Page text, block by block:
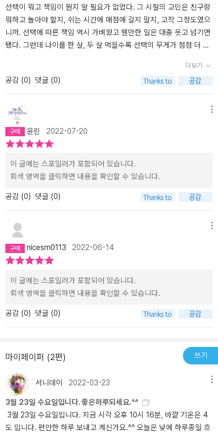
재능을 토대로 세상이 던지는 질문에 각자의 답안을 작성하면 되는
것일 뿐이다. 내가 그랬듯이 다른 독자들이 이 소설을 읽으며 현실의
삶을 견디는데 도움을 받았으면 한다. 삶이 던지는 질문에 답을 해야
할 때 무조건적인 부정이나 외면, 현실을 도외시하는 만능 답안 제시
칠고 날이 서있다 하더라도, 다소 고통스럽고 마주하기 힘든 진실을
대면하게 해주는 것이 도움이 될 수 있다. 그러한 과정을 거치며 우리
는 삶을 무조건적으로 거부하거나 부정하지 않고 흐릿하게 잡힐 듯
떠오르는 희망에 대해, 삶의 온기에 대해 느낄 수 있는 것 아닐까? 고
단한 삶 속에서 예기치 못한 순간에 만나게 된 카스텔라의 폭신한 감
촉과 찬바람 속에서 온기 어린 위로를 건네는 대보름 빵처럼 말이다.
어쩌면 우리가 그토록 잡고자 했던 불분명한 현실의 경계를 넘어 표
고 미래를 가능하게 하는 진실 말이다.
커리.
작품은 환상적 리얼리즘 성격을 띠는 작품이 많은데, 작품 속의 판타
지적 요소는 현실을 더욱 적나라하게 전달하는 역할을 한다.구병모
작가 작품의 모든 주인공은 개인과 약자에게 터무니없이 잔인한 현실
을 살고 있고 그건 허구적 존재가 끼어든다고 해서 해결되지 않는다.
끝까지 주인공의 몫으로 남고, 결말 또한 두 갈래로 갈라져 해피엔딩
인지조차 불확실하다.그럼에도 이 소설이 많은 독자들에게 위로의 서
사로 다가간 이유는, 견디기 버거운 상황에서 도망치는 주인공에게
운 좋게도 공간을 내어 주는 초자연적 존재가 있었다는 것 아닐까. 대
부분의 사람들에게는 잠시 도망칠 곳조차 존재하기 않기에.이 책은
선택과 책임과 현실에 대한 이야기이다. '위저드 베이커리'의 마법사
점장은 뭐든 할 수 있을 것 같지만 실상은 그렇지 못하다. 이 책에서
묘사되는 마법은 더없이 불완전하고 어딘가 불온해 보인다. 위저드
베이커리의 빵을 사용한 손님들의 결과는 하나같이 썩 좋지 않다. 최
로 남는다.점장의 입으로 직설적으로 표현되었듯, '자기 문제는 자기
가 알아서 부딪칠 것.' 그 과정에서 마법이 끼어들 틈은 없다. 인간의
것 아닌 절대적인 힘에 의존하고 싶어도 언젠가 현실과 맞서 싸워야
하는 사람은 다름아닌 나라는 것. 이 책이 전하는 메시지는 그것이라
고 생각했다. 그 과정에서 내린 선택에 상처입어도, 현실에 지더라도
그 모든 책임은 자신이 져야 한다는 것. 그것은 분명 고통스런 일이겠
살이 견디기에 버거운 현실을 안고 있었다. 12년이 지난 지금도 내 삶
이 가장 버겁고, 그걸 견딜 수 있을 만큼 강해졌느냐고 묻는다면, 사실
잘 모르겠다.다만 분명한 것은 그 시간을 견디어 살아낸 사람이 다름
다. 내 삶을 선택할 수 있는 사람은 나뿐이기에 선택의 책임도 선택의
기쁨도 온전히 나의 것이다. 앞으로도 그럴 것이다. 만신창이가 되어
도 나아갈 것이다. 가끔씩 뒤를 돌아보면, 내 유년의 길목에서 위저드
베이커리의 간판이 불을 환히 밝히고 있을 것이다. 그것으로 충분하
다.
의하지 않습니다.p. 63마법사인 제빵사는 달콤한 빵과 과자를 통해
사람들의 욕망을 충족시켜 준다.다만 각자의 욕망을 충족하기 위해서
는 반드시 그 대가가 따른다.이를 감당할 수 있는 자만이 마법사의 베
이커리를 이용할 수 있다.누군가는 질투에 눈이 멀어 주문장을 쓰고
신들이 벌인 일의 결과를 미리 알지 못한다.순간의 이기심으로 인해
벌어진 일은 되돌릴 수 없는 결과를 초래하고 어리석은 이들은 책임
에서 도망치려 다시 마법사를 찾아와 수습을 부탁한다.하지만 각자의
인생은 스스로가 책임지는 법. 마법사는 손님들의 요청을 냉정하게
거절한다.틀린 선택을 했다는 것 자체가 잘못이라는 게 아니다. 선택
의 결과는 스스로 책임지라는 뜻이지. 그 선택의 결과까지 눈에 보이
지 않는 힘에 의존하기 시작하면, 너의 선택은 더욱 돌이킬 수 없는 방
향으로 나아갈 거란 말을 하는 거야.p. 134소설의 주인공인 열여섯
살 소년의 현실은 가혹하다. 어린 시절 엄마에게 버려졌고 아무도 그
착한 사마리아인들 덕분이었다. 소년에게 가족은 남보다 못한 사람들
이다. 어디서부터 잘못된 건지, 시간을 되돌릴 수 있다면 소년의 현재
는 행복할 수 있을까. 집에서도 학교에서도 이방인이었던 소년은 <위
저드 베이커리>에서 진심 어린 위로를 받는다.집으로 돌아가야 하는
소년에게 마법사가 마지막으로 건넨 선물은 시간을 되감아주는 머랭
쿠키였다. 소년은 과연 이 머랭 쿠키를 쓰게 될까. 언제로 되돌아가고
한 결말을 제시하며 각자가 자신만의 결말을 생각할 수 있는 여지를
남겨둔다.내 인생에 마법 같은 선물이 주어진다면 나는 어떤 선택을
할까.제목과 달리 달콤하지 않은 소년의 이야기는 씁쓸했지만 작가는
마법보다 더 강력한 진심 어린 위로를 건넬 수 있는 어른이고 싶다.​
선택이 뭐고 책임이 뭔지 알 필요가 없었다. 그 시절의 고민은 친구랑
뭐하고 놀아야 할지, 쉬는 시간에 매점에 갈지 말지, 고작 그정도였으
니까. 선택에 따른 책임 역시 가벼웠고 웬만한 일은 대충 웃고 넘기면
됐다. 그런데 나이를 한 살, 두 살 먹을수록 선택의 무게가 점점 더 무
고, 그 상황을 감당하고 수습하는게 오로지 내 몫이라는 걸 깨닫고 나
니 두려움이 앞섰다. 선택의 기회가 많아질수록 자주 망설였고 자꾸
만 뒤로 숨었다. 그렇게 뭐가 더 안전한지 재고 또 재느라 놓쳐버린 순
간들이 쌓여갔다. 그래서 요즘의 나에겐 메모리얼 아몬드 스틱이 필
요하다. 가장 두려웠던 기억을 마주하고 나면 앞으로의 선택은 조금
덜 무서워질지도 모르니까. 그렇게 또렷해진 기억 위에 용기를 단단
하게 쌓아 올려보고 싶다. 훗날 그 자리를 지나칠 땐 두려움 없이 걸어
갈 수 있기를 바라면서.
더보기
공감 (0) 댓글 (0)
윤린 2022-07-20
이 글에는 스포일러가 포함되어 있습니다.
회색 영역을 클릭하면 내용을 확인할 수 있습니다.
공감 (0) 댓글 (0)
nicesm0113 2022-06-14
이 글에는 스포일러가 포함되어 있습니다.
회색 영역을 클릭하면 내용을 확인할 수 있습니다.
공감 (0) 댓글 (0)
마이페이퍼 (2편) 쓰기
서니데이 2022-03-23
3월 23일 수요일입니다. 좋은하루되세요.^^
3월 23일 수요일입니다. 지금 시각 오후 10시 16분, 바깥 기온은 4
도 입니다. 편안한 하루 보내고 계신가요.^^ 오늘은 낮에 하루종일 흐